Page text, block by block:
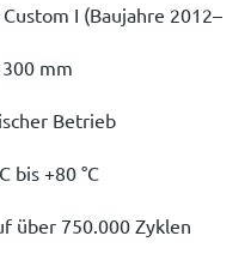
I (Baujahre 2012–
mm
Betrieb
bis +80 °C
über 750.000 Zyklen